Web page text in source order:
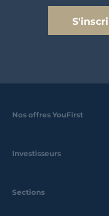
Nos offres YouFirst
Investisseurs
Sections